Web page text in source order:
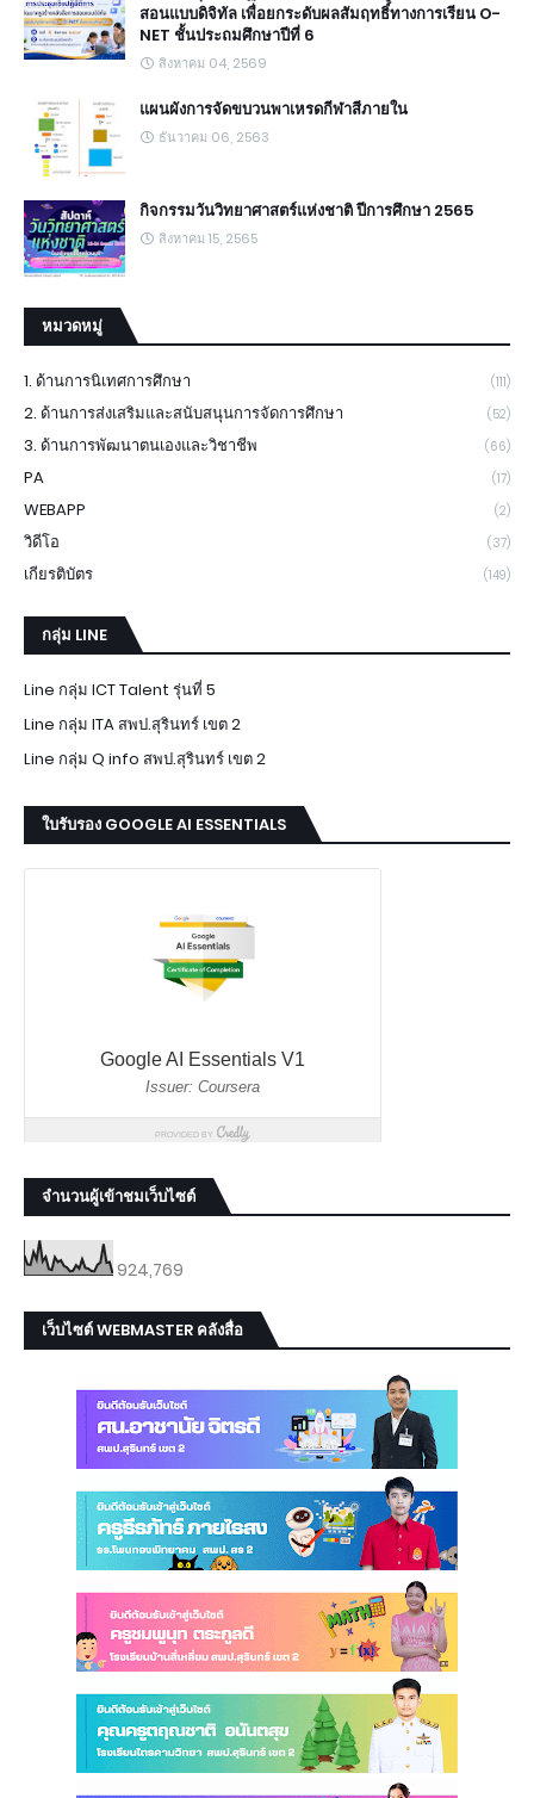
สอนแบบดิจิทัล เพื่อยกระดับผลสัมฤทธิ์ทางการเรียน O-
NET ชั้นประถมศึกษาปีที่ 6
สิงหาคม 04, 2569
แผนผังการจัดขบวนพาเหรดกีฬาสีภายใน
ธันวาคม 06, 2563
กิจกรรมวันวิทยาศาสตร์แห่งชาติ ปีการศึกษา 2565
สิงหาคม 15, 2565
หมวดหมู่
1. ด้านการนิเทศการศึกษา (111)
2. ด้านการส่งเสริมและสนับสนุนการจัดการศึกษา (52)
3. ด้านการพัฒนาตนเองและวิชาชีพ (66)
PA (17)
WEBAPP (2)
วิดีโอ (37)
เกียรติบัตร (149)
กลุ่ม LINE
Line กลุ่ม ICT Talent รุ่นที่ 5
Line กลุ่ม ITA สพป.สุรินทร์ เขต 2
Line กลุ่ม Q info สพป.สุรินทร์ เขต 2
ใบรับรอง GOOGLE AI ESSENTIALS
จำนวนผู้เข้าชมเว็บไซต์
924,769
เว็บไซต์ WEBMASTER คลังสื่อ